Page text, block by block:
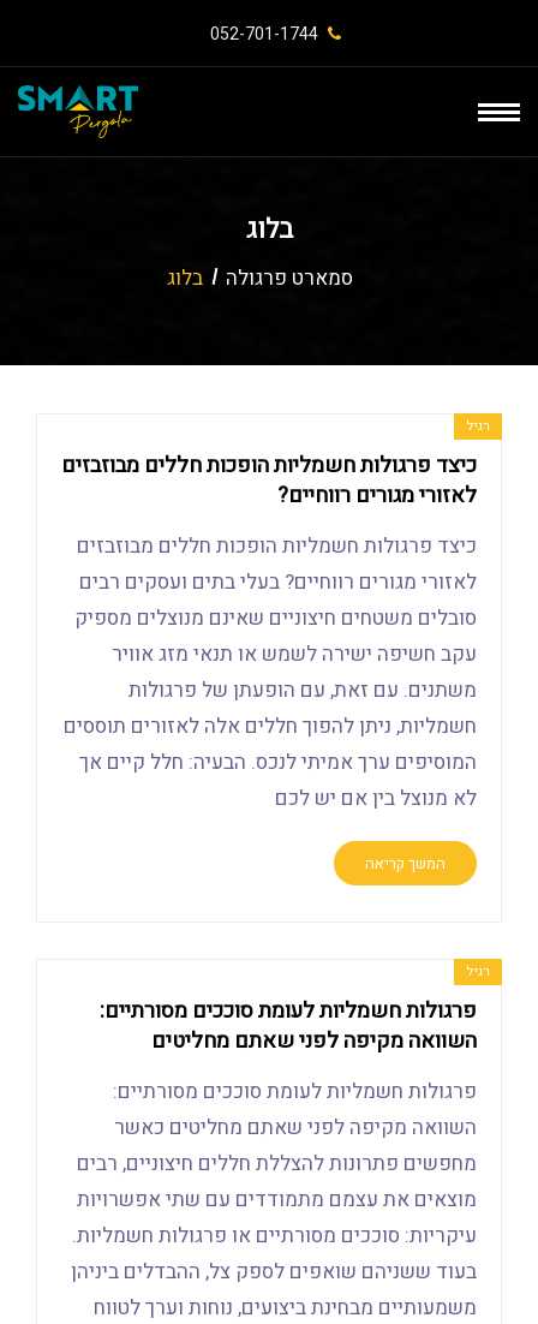
052-701-1744⁩
בלוג
סמארט פרגולה בלוג
רגיל
כיצד פרגולות חשמליות הופכות חללים מבוזבזים
לאזורי מגורים רווחיים?
כיצד פרגולות חשמליות הופכות חללים מבוזבזים
לאזורי מגורים רווחיים? בעלי בתים ועסקים רבים
סובלים משטחים חיצוניים שאינם מנוצלים מספיק
עקב חשיפה ישירה לשמש או תנאי מזג אוויר
משתנים. עם זאת, עם הופעתן של פרגולות
חשמליות, ניתן להפוך חללים אלה לאזורים תוססים
המוסיפים ערך אמיתי לנכס. הבעיה: חלל קיים אך
לא מנוצל בין אם יש לכם
המשך קריאה
רגיל
פרגולות חשמליות לעומת סוככים מסורתיים:
השוואה מקיפה לפני שאתם מחליטים
פרגולות חשמליות לעומת סוככים מסורתיים:
השוואה מקיפה לפני שאתם מחליטים כאשר
מחפשים פתרונות להצללת חללים חיצוניים, רבים
מוצאים את עצמם מתמודדים עם שתי אפשרויות
עיקריות: סוככים מסורתיים או פרגולות חשמליות.
בעוד ששניהם שואפים לספק צל, ההבדלים ביניהן
משמעותיים מבחינת ביצועים, נוחות וערך לטווח